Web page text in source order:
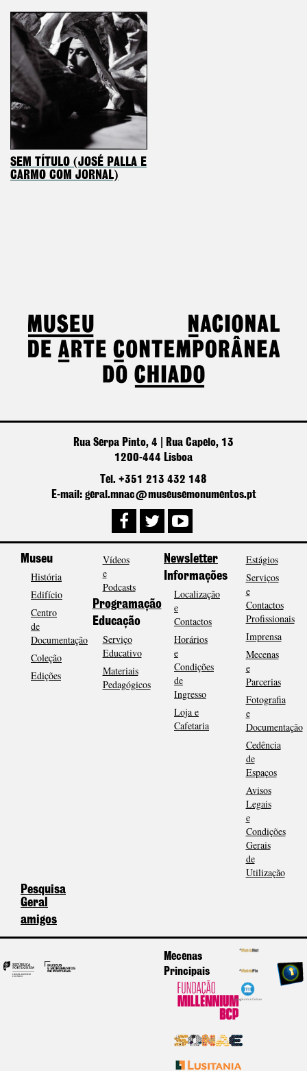
SEM TÍTULO (JOSÉ PALLA E
CARMO COM JORNAL)
Rua Serpa Pinto, 4 | Rua Capelo, 13
1200-444 Lisboa
Tel. +351 213 432 148
E-mail: geral.mnac@museusemonumentos.pt
Museu
História
Edifício
Centro
de
Documentação
Coleção
Edições
Vídeos
e
Podcasts
Programação
Educação
Serviço
Educativo
Materiais
Pedagógicos
Newsletter
Informações
Localização
e
Contactos
Horários
e
Condições
de
Ingresso
Loja e
Cafetaria
Estágios
Serviços
e
Contactos
Profissionais
Imprensa
Mecenas
e
Parcerias
Fotografia
e
Documentação
Cedência
de
Espaços
Avisos
Legais
e
Condições
Gerais
de
Utilização
Pesquisa
Geral
amigos
Mecenas
Principais